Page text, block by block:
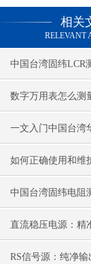
相关
RELEVANT
中国台湾固纬LCR
数字万用表怎么测
一文入门中国台湾
正确操作
如何正确使用和维
中国台湾固纬电阻
预防电气设备出现
直流稳压电源：精
用电场景
RS信号源：纯净输